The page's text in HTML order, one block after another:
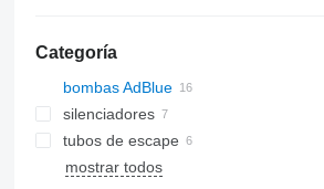
Categoría
bombas AdBlue
silenciadores
tubos de escape
mostrar todos